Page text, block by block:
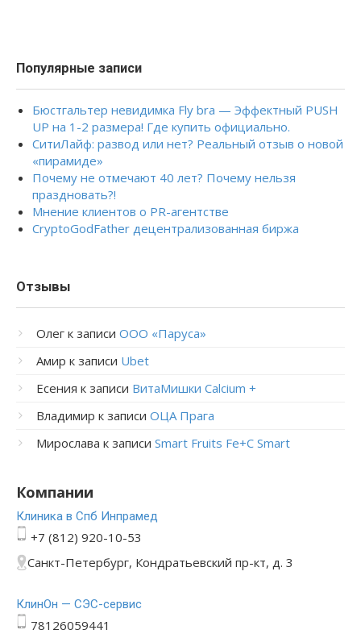
Популярные записи
Бюстгальтер невидимка Fly bra — Эффектный PUSH
UP на 1-2 размера! Где купить официально.
СитиЛайф: развод или нет? Реальный отзыв о новой
«пирамиде»
Почему не отмечают 40 лет? Почему нельзя
праздновать?!
Мнение клиентов о PR-агентстве
CryptoGodFather децентрализованная биржа
Отзывы
Олег к записи ООО «Паруса»
Амир к записи Ubet
Есения к записи ВитаМишки Calcium +
Владимир к записи ОЦА Прага
Мирослава к записи Smart Fruits Fe+C Smart
Компании
Клиника в Спб Инпрамед
+7 (812) 920-10-53
Санкт-Петербург, Кондратьевский пр-кт, д. 3
КлинОн — СЭС-сервис
78126059441